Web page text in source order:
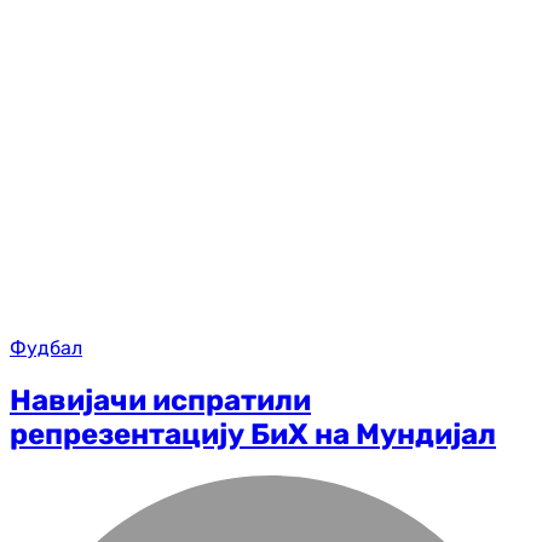
Фудбал
Навијачи испратили
репрезентацију БиХ на Мундијал